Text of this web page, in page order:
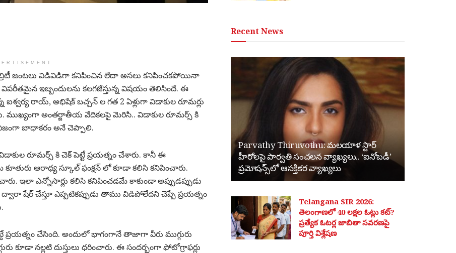
జంటలు విడివిడిగా కనిపించిన లేదా అసలు కనిపించకపోయినా
ఇబ్బందులను కలగజేస్తున్న విషయం తెలిసిందే. ఈ
ఐశ్వర్య రాయ్, అభిషేక్ బచ్చన్ ల గత 2 ఏళ్లుగా విడాకుల రూమర్లు
ముఖ్యంగా అంతర్జాతీయ వేదికలపై మెరిసి.. విడాకుల రూమర్స్ కి
బాధాకరం అనే చెప్పాలి.
రూమర్స్ కి చెక్ పెట్టే ప్రయత్నం చేశారు. కానీ ఈ
ఆరాధ్య స్కూల్ ఫంక్షన్ లో కూడా కలిసి కనిపించారు.
ఇలా ఎన్నోసార్లు కలిసి కనిపించడమే కాకుండా అప్పుడప్పుడు
షేర్ చేస్తూ ఎప్పటికప్పుడు తాము విడిపోలేదని చెప్పే ప్రయత్నం
చేసింది. అందులో భాగంగానే తాజాగా వీరు ముగ్గురు
కూడా నల్లటి దుస్తులు ధరించారు. ఈ సందర్భంగా ఫోటోగ్రాఫర్లు
Recent News
Parvathy Thiruvothu: మలయాళ స్టార్
హీరోలపై పార్వతి సంచలన వ్యాఖ్యలు.. ‘ఐనోబడీ’
ప్రమోషన్స్‌లో ఆసక్తికర వ్యాఖ్యలు
Telangana SIR 2026:
తెలంగాణలో 40 లక్షల ఓట్లు కట్?
ప్రత్యేక ఓటర్ల జాబితా సవరణపై
పూర్తి విశ్లేషణ